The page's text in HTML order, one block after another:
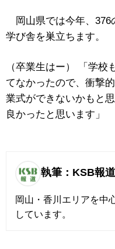
岡山県では今年、376
学び舎を巣立ちます。
（卒業生はー） 「学校
てなかったので、衝撃
業式ができないかもと
良かったと思います」
執筆：KSB報道
岡山・香川エリアを中
しています。